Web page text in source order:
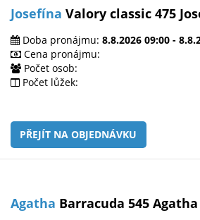
Josefína Valory classic 475
Doba pronájmu: 8.8.2026 09:00 -
Cena pronájmu:
Počet osob:
Počet lůžek:
PŘEJÍT NA OBJEDNÁVKU
Agatha Barracuda 545 Agatha